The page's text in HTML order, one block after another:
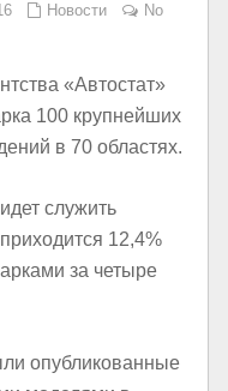
Новости
No
«Автостат»
100 крупнейших
в 70 областях.
служить
12,4%
за четыре
опубликованные